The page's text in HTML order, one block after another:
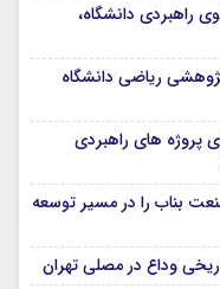
راهبردی دانشگاه،
ریاضی دانشگاه
پروژه های راهبردی
صنعت بناب را در مسیر توسعه
وداع در مصلی تهران